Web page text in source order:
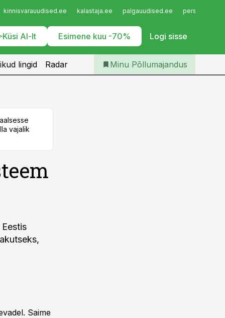
kinnisvarauudised.ee kalastaja.ee palgauudised.ee
Küsi AI-lt Esimene kuu -70% Logi sisse
Iseteenindus
Telli Põllumajandus
lingid Radar Minu Põllumajandus
vajalik
Saime